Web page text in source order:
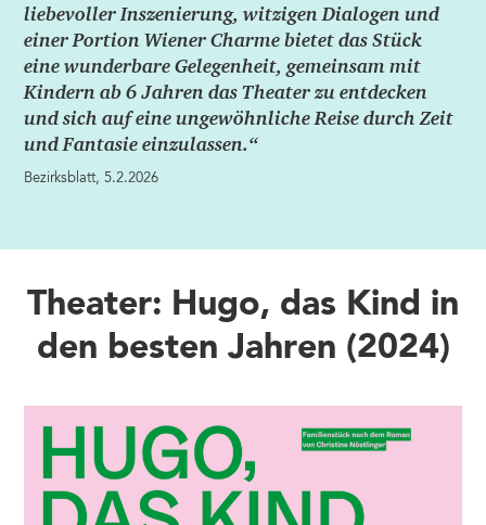
liebevoller Inszenierung, witzigen Dialogen und
einer Portion Wiener Charme bietet das Stück
eine wunderbare Gelegenheit, gemeinsam mit
Kindern ab 6 Jahren das Theater zu entdecken
und sich auf eine ungewöhnliche Reise durch Zeit
und Fantasie einzulassen.“
Bezirksblatt, 5.2.2026
Theater: Hugo, das Kind in
den besten Jahren (2024)